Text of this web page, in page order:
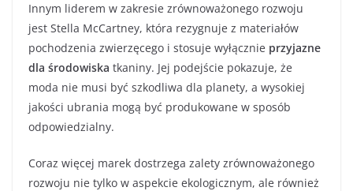
Innym liderem w zakresie zrównoważonego rozwoju
jest Stella McCartney, która rezygnuje z materiałów
pochodzenia zwierzęcego i stosuje wyłącznie przyjazne
dla środowiska tkaniny. Jej podejście pokazuje, że
moda nie musi być szkodliwa dla planety, a wysokiej
jakości ubrania mogą być produkowane w sposób
odpowiedzialny.
Coraz więcej marek dostrzega zalety zrównoważonego
rozwoju nie tylko w aspekcie ekologicznym, ale również